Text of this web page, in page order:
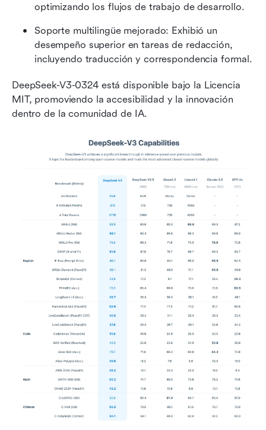
optimizando los flujos de trabajo de desarrollo.
Soporte multilingüe mejorado: Exhibió un
desempeño superior en tareas de redacción,
incluyendo traducción y correspondencia formal.
DeepSeek-V3-0324 está disponible bajo la Licencia
MIT, promoviendo la accesibilidad y la innovación
dentro de la comunidad de IA.